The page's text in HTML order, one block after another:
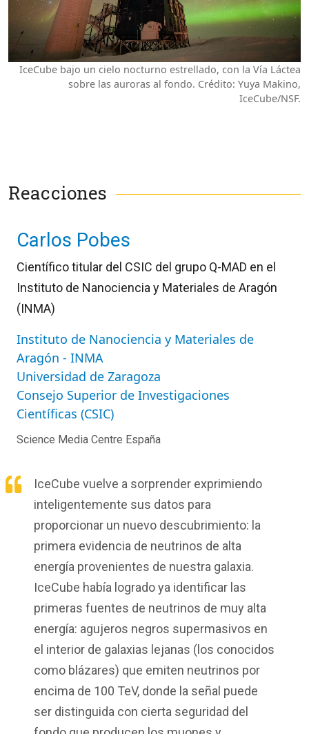
IceCube bajo un cielo nocturno estrellado, con la Vía Láctea
sobre las auroras al fondo. Crédito: Yuya Makino,
IceCube/NSF.
Reacciones
Carlos Pobes
Científico titular del CSIC del grupo Q-MAD en el
Instituto de Nanociencia y Materiales de Aragón
(INMA)
Instituto de Nanociencia y Materiales de
Aragón - INMA
Universidad de Zaragoza
Consejo Superior de Investigaciones
Científicas (CSIC)
Science Media Centre España
IceCube vuelve a sorprender exprimiendo
inteligentemente sus datos para
proporcionar un nuevo descubrimiento: la
primera evidencia de neutrinos de alta
energía provenientes de nuestra galaxia.
IceCube había logrado ya identificar las
primeras fuentes de neutrinos de muy alta
energía: agujeros negros supermasivos en
el interior de galaxias lejanas (los conocidos
como blázares) que emiten neutrinos por
encima de 100 TeV, donde la señal puede
ser distinguida con cierta seguridad del